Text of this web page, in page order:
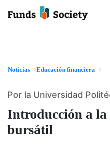
Noticias Educación financiera
Introducción a la
bursátil
Por la Universidad